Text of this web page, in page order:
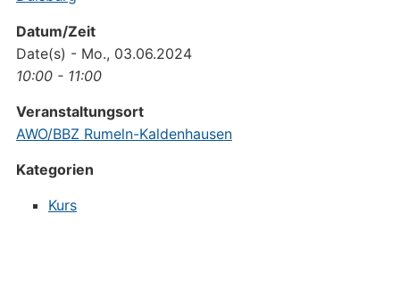
Datum/Zeit
Date(s) - Mo., 03.06.2024
10:00 - 11:00
Veranstaltungsort
AWO/BBZ Rumeln-Kaldenhausen
Kategorien
Kurs